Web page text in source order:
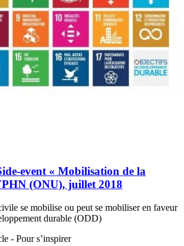
event « Mobilisation de la
(ONU), juillet 2018
se mobilise ou peut se mobiliser en faveur
durable (ODD)
- Pour s’inspirer